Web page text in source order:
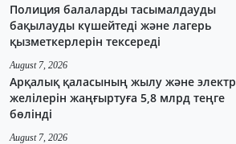
Полиция балаларды тасымалдауды
бақылауды күшейтеді және лагерь
қызметкерлерін тексереді
August 7, 2026
Арқалық қаласының жылу және электр
желілерін жаңғыртуға 5,8 млрд теңге
бөлінді
August 7, 2026